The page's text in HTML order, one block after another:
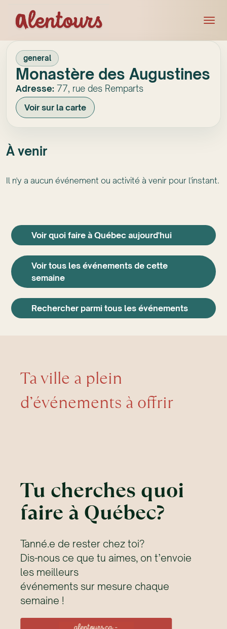
general
Monastère des Augustines
Adresse: 77, rue des Remparts
Voir sur la carte
À venir
Il n'y a aucun événement ou activité à venir pour l'instant.
Voir quoi faire à Québec aujourd'hui
Voir tous les événements de cette
semaine
Rechercher parmi tous les événements
Ta ville a plein
d’événements à offrir
Tu cherches quoi
faire à Québec?
Tanné.e de rester chez toi?
Dis-nous ce que tu aimes, on t’envoie
les meilleurs
événements sur mesure chaque
semaine !